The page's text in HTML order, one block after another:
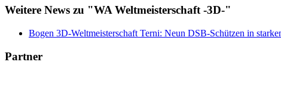
Weitere News zu "WA Weltmeisterschaft -3D-"
Bogen 3D-Weltmeisterschaft Terni: Neun DSB-Schützen in
Partner